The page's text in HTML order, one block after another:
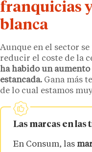
franquicias
blanca
Aunque en el sector
reducir el coste de la
ha habido un
estancada. Gana más
de lo cual estamos
Las marcas en las
En Consum, las